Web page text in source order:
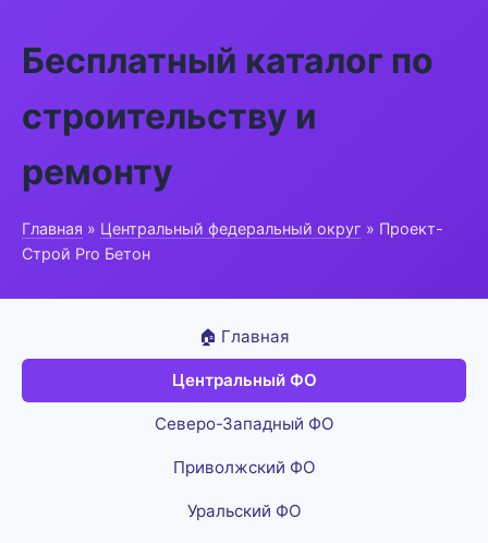
Бесплатный каталог по
строительству и
ремонту
Главная » Центральный федеральный округ » Проект-
Строй Pro Бетон
🏠 Главная
Центральный ФО
Северо-Западный ФО
Приволжский ФО
Уральский ФО